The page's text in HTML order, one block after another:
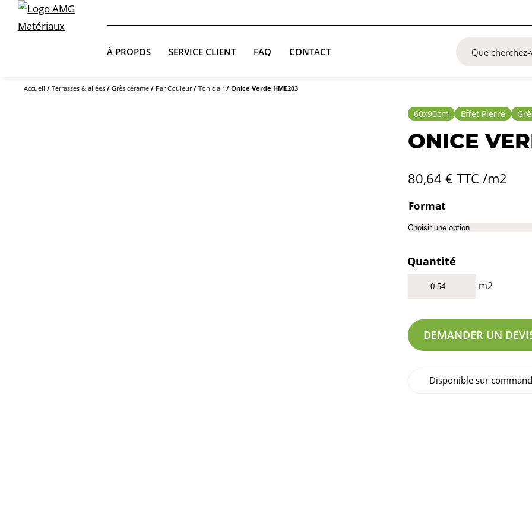
À PROPOS SERVICE CLIENT FAQ CONTACT
Accueil / Terrasses & allées / Grès cérame / Par Couleur/ Ton clair/ Onice Verde HME203
60x90cm Effet Pierre
ONICE
80,64 € TTC /m2
Format
Quantité
m2
DEMANDER UN
Disponible sur